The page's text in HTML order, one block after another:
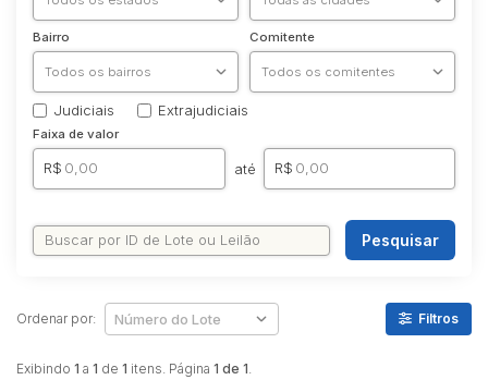
Bairro Comitente
Judiciais Extrajudiciais
Faixa de valor
R$ até R$
Pesquisar
Exibindo 1 a 1 de 1 itens. Página 1 de 1.
Ordenar por: Filtros